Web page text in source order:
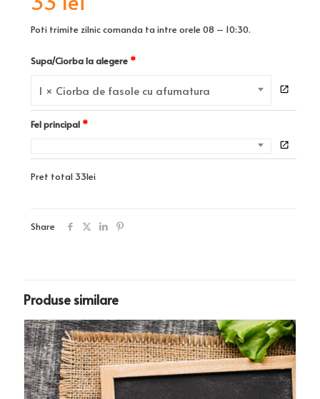
Poti trimite zilnic comanda ta intre orele 08 – 10:30.
Supa/Ciorba la alegere
1 × Ciorba de fasole cu afumatura
Fel principal
Pret total 33lei
Share
Produse similare